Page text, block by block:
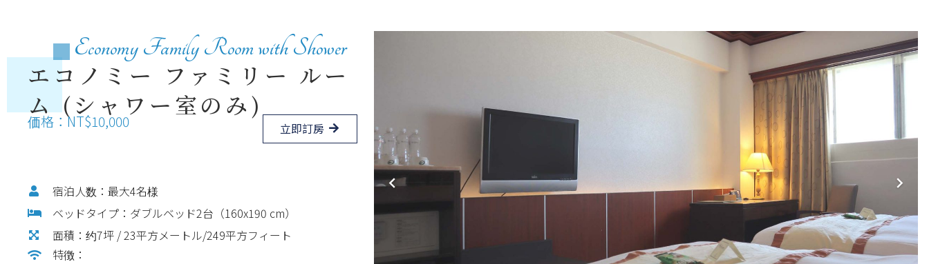
Economy Family Room with Shower
エコノミー ファミリー ルー
ム (シャワー室のみ)
立即訂房
価格：NT$10,000
宿泊人数：最大4名様
ベッドタイプ：ダブルベッド2台（160x190 cm）
面積：约7坪 / 23平方メートル/249平方フィート
特徴：